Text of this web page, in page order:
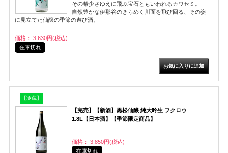
その希少さゆえに飛ぶ宝石ともいわれるカワセミ。
自然豊かな伊那谷のきらめく川面を飛び回る、その姿
に見立てた仙醸の季節の遊び酒。
価格： 3,630円(税込)
在庫切れ
【冷蔵】
【完売】【新酒】黒松仙醸 純大吟生 フクロウ
1.8L【日本酒】【季節限定商品】
価格： 3,850円(税込)
在庫切れ